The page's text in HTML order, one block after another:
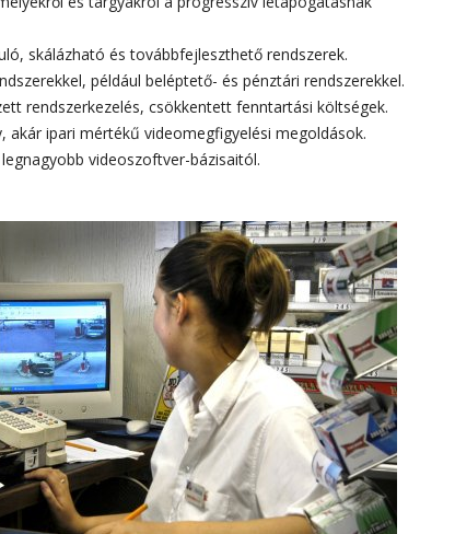
skálázható és továbbfejleszthető rendszerek.
például beléptető- és pénztári rendszerekkel.
rendszerkezelés, csökkentett fenntartási költségek.
akár ipari mértékű videomegfigyelési megoldások.
videoszoftver-bázisaitól.